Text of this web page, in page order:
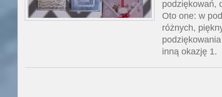
podziękowań,
Oto one: w
różnych,
inną okazję